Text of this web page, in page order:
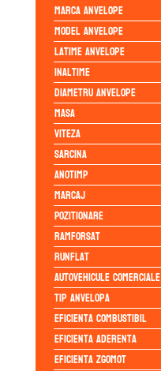
Marca anvelope
Model anvelope
Latime anvelope
Inaltime
Diametru anvelope
Masa
Viteza
Sarcina
Anotimp
Marcaj
Pozitionare
Ramforsat
Runflat
Autovehicule comerciale
Tip anvelopa
Eficienta Combustibil
Eficienta Aderenta
Eficienta Zgomot